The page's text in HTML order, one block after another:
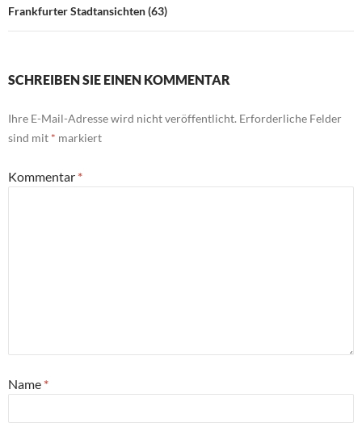
Frankfurter Stadtansichten (63)
SCHREIBEN SIE EINEN KOMMENTAR
Ihre E-Mail-Adresse wird nicht veröffentlicht. Erforderliche Felder
sind mit * markiert
Kommentar *
Name *